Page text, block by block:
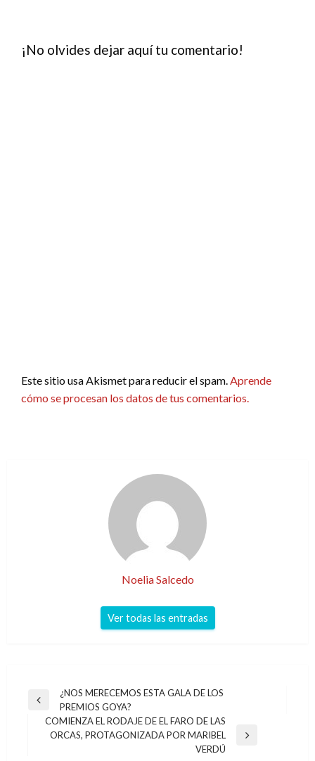
¡No olvides dejar aquí tu comentario!
Este sitio usa Akismet para reducir el spam. Aprende
cómo se procesan los datos de tus comentarios.
Noelia Salcedo
Ver todas las entradas
Navegación
entradas
Entrada
anterior
¿NOS MERECEMOS ESTA GALA DE LOS
PREMIOS GOYA?
Entrada
COMIENZA EL RODAJE DE EL FARO DE LAS
ORCAS, PROTAGONIZADA POR MARIBEL
VERDÚ